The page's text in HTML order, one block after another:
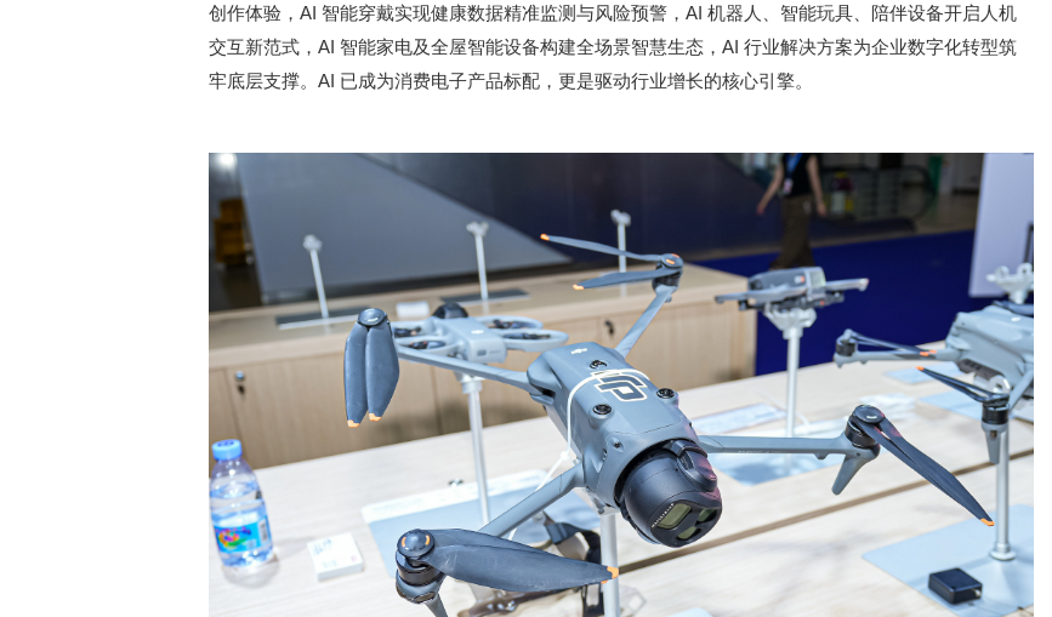
创作体验，AI 智能穿戴实现健康数据精准监测与风险预警，AI 机器人、智能玩具、陪伴设备开启人机
交互新范式，AI 智能家电及全屋智能设备构建全场景智慧生态，AI 行业解决方案为企业数字化转型筑
牢底层支撑。AI 已成为消费电子产品标配，更是驱动行业增长的核心引擎。